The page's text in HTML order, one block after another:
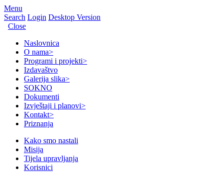
Menu
Search Login Desktop Version
Close
Naslovnica
O nama>
Programi i projekti>
Izdavaštvo
Galerija slika>
SOKNO
Dokumenti
Izvještaji i planovi>
Kontakt>
Priznanja
Kako smo nastali
Misija
Tijela upravljanja
Korisnici